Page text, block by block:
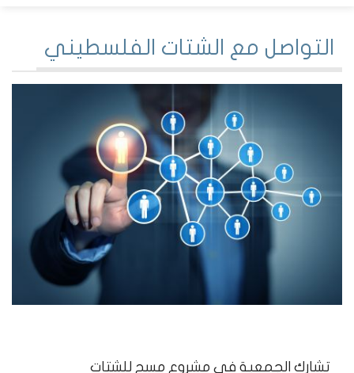
التواصل مع الشتات الفلسطيني
تشارك الجمعية في مشروع مسح للشتات